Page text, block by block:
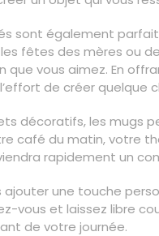
sont également
les fêtes des mères ou
que vous aimez. En
de créer quelque
décoratifs, les mugs
café du matin, votre
rapidement un
ajouter une touche
vous et laissez libre
de votre journée.